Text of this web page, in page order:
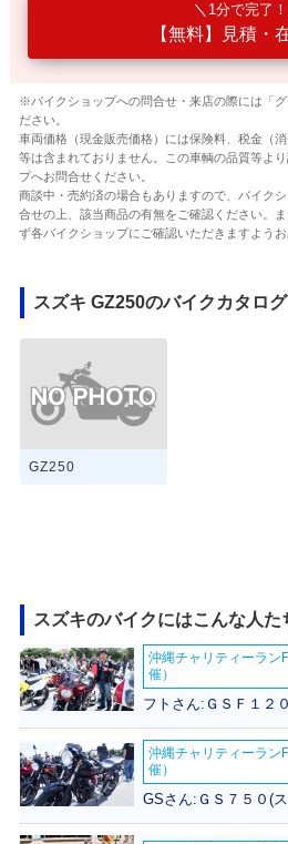
1分で完了！
【無料】見積・
※バイクショップへの問合せ・来店の際には「
ださい。
車両価格（現金販売価格）には保険料、税金（
等は含まれておりません。この車輌の品質等よ
プへお問合せください。
商談中・売約済の場合もありますので、バイク
合せの上、該当商品の有無をご確認ください。
ず各バイクショップにご確認いただきますようお
スズキ GZ250のバイクカタログ
GZ250
スズキのバイクにはこんな人た
沖縄チャリティーラン
催）
フトさん:ＧＳＦ１２
沖縄チャリティーラン
催）
GSさん:ＧＳ７５０(